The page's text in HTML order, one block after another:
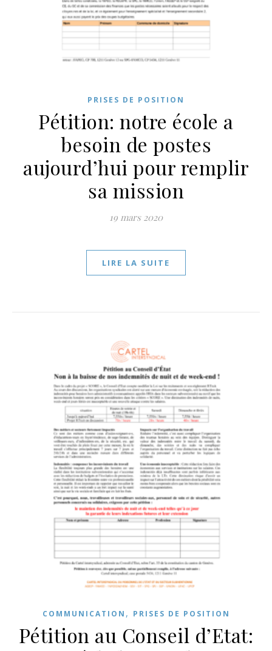
PRISES DE POSITION
Pétition: notre école a
besoin de postes
aujourd’hui pour remplir
sa mission
19 mars 2020
LIRE LA SUITE
COMMUNICATION , PRISES DE POSITION
Pétition au Conseil d’Etat: